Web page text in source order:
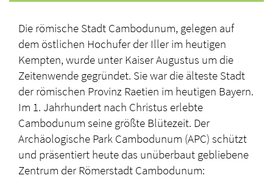
Die römische Stadt Cambodunum, gelegen auf
dem östlichen Hochufer der Iller im heutigen
Kempten, wurde unter Kaiser Augustus um die
Zeitenwende gegründet. Sie war die älteste Stadt
der römischen Provinz Raetien im heutigen Bayern.
Im 1. Jahrhundert nach Christus erlebte
Cambodunum seine größte Blütezeit. Der
Archäologische Park Cambodunum (APC) schützt
und präsentiert heute das unüberbaut gebliebene
Zentrum der Römerstadt Cambodunum: